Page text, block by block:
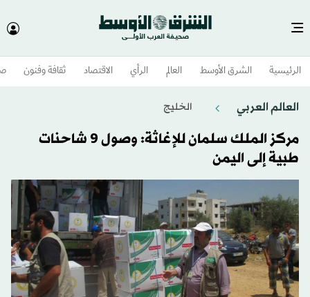
الرئيسية الشرق الأوسط​ العالم الرأي الاقتصاد ثقافة وفنون
العالم العربي الخليج
مركز الملك سلمان للإغاثة: وصول 9 شاحنات
طبية إلى اليمن